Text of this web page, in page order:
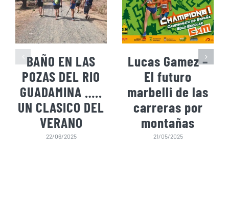
BAÑO EN LAS
POZAS DEL RIO
GUADAMINA …..
UN CLASICO DEL
VERANO
22/06/2025
Lucas Gamez –
El futuro
marbelli de las
carreras por
montañas
21/05/2025